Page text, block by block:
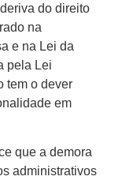
do direito
na
e na Lei da
pela Lei
tem o dever
em
que a demora
administrativos